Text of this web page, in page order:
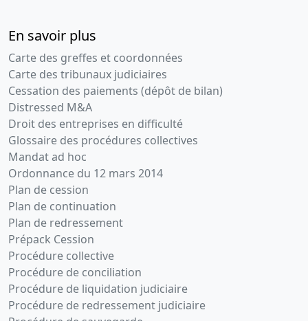
En savoir plus
Carte des greffes et coordonnées
Carte des tribunaux judiciaires
Cessation des paiements (dépôt de bilan)
Distressed M&A
Droit des entreprises en difficulté
Glossaire des procédures collectives
Mandat ad hoc
Ordonnance du 12 mars 2014
Plan de cession
Plan de continuation
Plan de redressement
Prépack Cession
Procédure collective
Procédure de conciliation
Procédure de liquidation judiciaire
Procédure de redressement judiciaire